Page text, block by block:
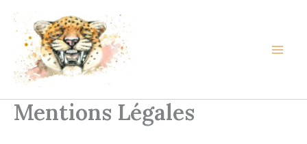
Aller
contenu
Mentions Légales